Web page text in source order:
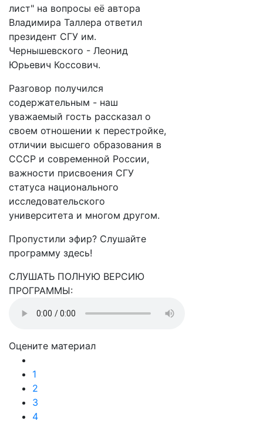
лист" на вопросы её автора
Владимира Таллера ответил
президент СГУ им.
Чернышевского - Леонид
Юрьевич Коссович.
Разговор получился
содержательным - наш
уважаемый гость рассказал о
своем отношении к перестройке,
отличии высшего образования в
СССР и современной России,
важности присвоения СГУ
статуса национального
исследовательского
университета и многом другом.
Пропустили эфир? Слушайте
программу здесь!
СЛУШАТЬ ПОЛНУЮ ВЕРСИЮ
ПРОГРАММЫ:
Оцените материал
1
2
3
4